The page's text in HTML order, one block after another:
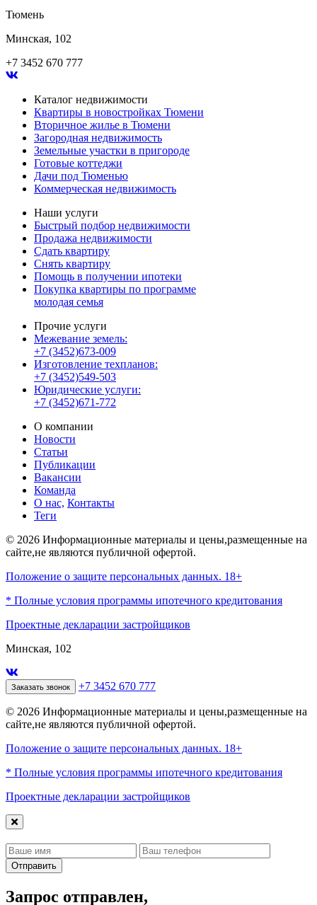
Тюмень
Минская, 102
+7 3452 670 777
Каталог недвижимости
Квартиры в новостройках Тюмени
Вторичное жилье в Тюмени
Загородная недвижимость
Земельные участки в пригороде
Готовые коттеджи
Дачи под Тюменью
Коммерческая недвижимость
Наши услуги
Быстрый подбор недвижимости
Продажа недвижимости
Сдать квартиру
Снять квартиру
Помощь в получении ипотеки
Покупка квартиры по программе
молодая семья
Прочие услуги
Межевание земель:
+7 (3452)673-009
Изготовление техпланов:
+7 (3452)549-503
Юридические услуги:
+7 (3452)671-772
О компании
Новости
Статьи
Публикации
Вакансии
Команда
О нас, Контакты
Теги
© 2026 Информационные материалы и цены,размещенные на
сайте,не являются публичной офертой.
Положение о защите персональных данных. 18+
* Полные условия программы ипотечного кредитования
Проектные декларации застройщиков
Минская, 102
Заказать звонок +7 3452 670 777
© 2026 Информационные материалы и цены,размещенные на
сайте,не являются публичной офертой.
Положение о защите персональных данных. 18+
* Полные условия программы ипотечного кредитования
Проектные декларации застройщиков
Отправить
Запрос отправлен,